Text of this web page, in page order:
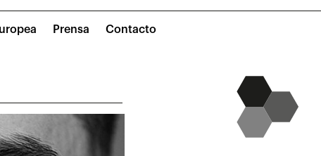
Prensa Contacto